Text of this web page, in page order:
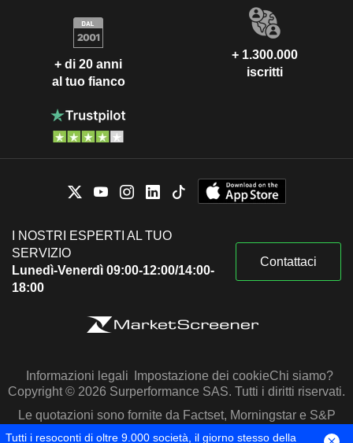
+ di 20 anni
al tuo fianco
+ 1.300.000
iscritti
I NOSTRI ESPERTI AL TUO
SERVIZIO
Lunedì-Venerdì 09:00-12:00/14:00-
18:00
Contattaci
Informazioni legali Impostazione dei cookieChi siamo?
Copyright © 2026 Surperformance SAS. Tutti i diritti riservati.
Le quotazioni sono fornite da Factset, Morningstar e S&P
Capital IQ
Tutti i resoconti di oltre 9.000 società, il giorno stesso della